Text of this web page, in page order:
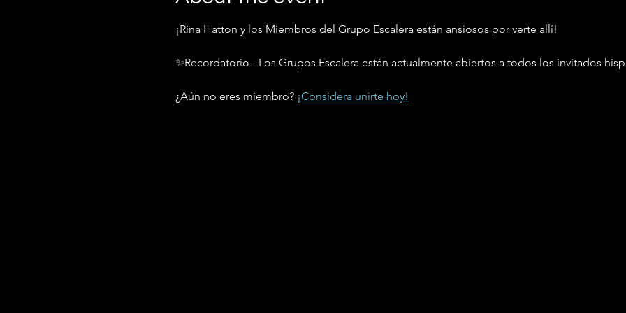
¡Rina Hatton y los Miembros del Grupo Escalera están ansiosos por verte allí!
✨Recordatorio - Los Grupos Escalera están actualmente abiertos a todos los invitados
¿Aún no eres miembro? ¡Considera unirte hoy!